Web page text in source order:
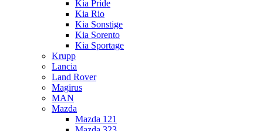
Kia Pride
Kia Rio
Kia Sonstige
Kia Sorento
Kia Sportage
Krupp
Lancia
Land Rover
Magirus
MAN
Mazda
Mazda 121